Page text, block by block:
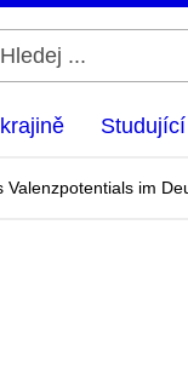
Studující
im